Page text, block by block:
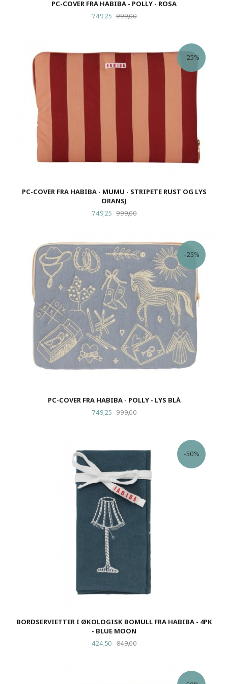
PC-COVER FRA HABIBA - POLLY - ROSA
Tilbud
749,25 999,00Rabatt
PC-COVER FRA HABIBA - MUMU - STRIPETE RUST OG LYS
ORANSJ
Tilbud
749,25 999,00Rabatt
-25%
PC-COVER FRA HABIBA - POLLY - LYS BLÅ
Tilbud
749,25 999,00Rabatt
-25%
BORDSERVIETTER I ØKOLOGISK BOMULL FRA HABIBA - 4PK
- BLUE MOON
Tilbud
424,50 849,00Rabatt
-50%